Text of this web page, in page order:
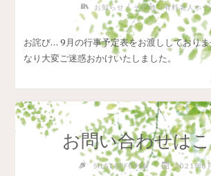
お知らせ/ その他（有料老人ホー
お詫び… 9月の行事予定表をお渡ししており
なり大変ご迷惑おかけいたしました。
お問い合わせは
SILSTAFF0928
2021年8